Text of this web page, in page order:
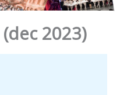
2023)